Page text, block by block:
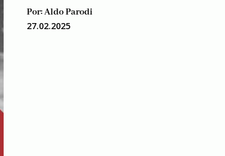
Por:Aldo Parodi
27.02.2025